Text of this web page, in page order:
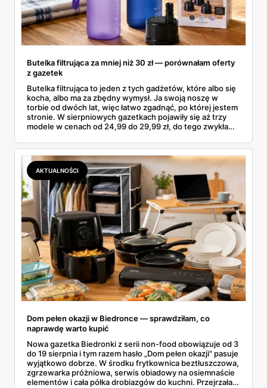
Butelka filtrująca za mniej niż 30 zł — porównałam oferty
z gazetek
Butelka filtrująca to jeden z tych gadżetów, które albo się
kocha, albo ma za zbędny wymysł. Ja swoją noszę w
torbie od dwóch lat, więc łatwo zgadnąć, po której jestem
stronie. W sierpniowych gazetkach pojawiły się aż trzy
modele w cenach od 24,99 do 29,99 zł, do tego zwykła
wszystkie oferty i policzyłam, kiedy taki zakup faktycznie
się opłaca.
AKTUALNOŚCI
Dom pełen okazji w Biedronce — sprawdziłam, co
naprawdę warto kupić
Nowa gazetka Biedronki z serii non-food obowiązuje od 3
do 19 sierpnia i tym razem hasło „Dom pełen okazji" pasuje
wyjątkowo dobrze. W środku frytkownica beztłuszczowa,
zgrzewarka próżniowa, serwis obiadowy na osiemnaście
elementów i cała półka drobiazgów do kuchni. Przejrzałam